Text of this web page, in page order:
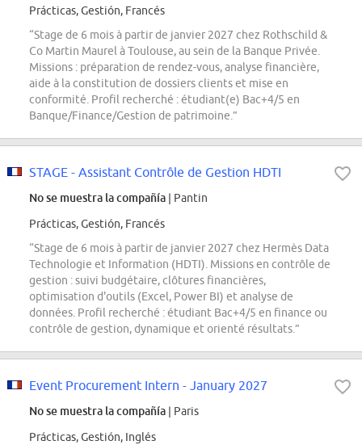
Prácticas, Gestión, Francés
“Stage de 6 mois à partir de janvier 2027 chez Rothschild &
Co Martin Maurel à Toulouse, au sein de la Banque Privée.
Missions : préparation de rendez-vous, analyse financière,
aide à la constitution de dossiers clients et mise en
conformité. Profil recherché : étudiant(e) Bac+4/5 en
Banque/Finance/Gestion de patrimoine.”
STAGE - Assistant Contrôle de Gestion HDTI
No se muestra la compañía | Pantin
Prácticas, Gestión, Francés
“Stage de 6 mois à partir de janvier 2027 chez Hermès Data
Technologie et Information (HDTI). Missions en contrôle de
gestion : suivi budgétaire, clôtures financières,
optimisation d'outils (Excel, Power BI) et analyse de
données. Profil recherché : étudiant Bac+4/5 en finance ou
contrôle de gestion, dynamique et orienté résultats.”
Event Procurement Intern - January 2027
No se muestra la compañía | Paris
Prácticas, Gestión, Inglés